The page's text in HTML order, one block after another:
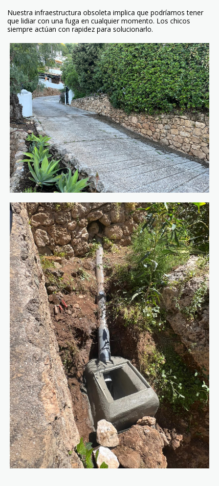
Nuestra infraestructura obsoleta implica que podríamos tener
que lidiar con una fuga en cualquier momento. Los chicos
siempre actúan con rapidez para solucionarlo.